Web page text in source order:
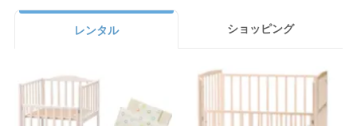
レンタル ショッピング